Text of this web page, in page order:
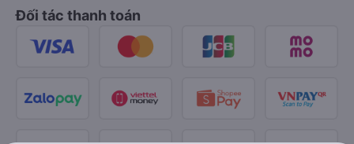
Đối tác thanh toán